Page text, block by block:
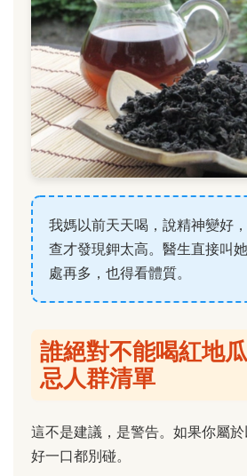
我媽以前天天喝，說精神變好
查才發現鉀太高。醫生直接叫
處再多，也得看體質。
誰絕對不能喝紅地
忌人群清單
這不是建議，是警告。如果你屬
好一口都別碰。